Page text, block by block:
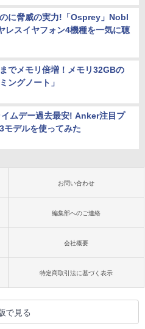
に脅威の実力!「Osprey」Nobl
レスイヤフォン4機種を一気に聴
でメモリ倍増！メモリ32GBの
ングノート」
ムデー過去最安! Anker注目プ
モデルを使ってみた
お問い合わせ
編集部へのご連絡
会社概要
特定商取引法に基づく表示
で見る